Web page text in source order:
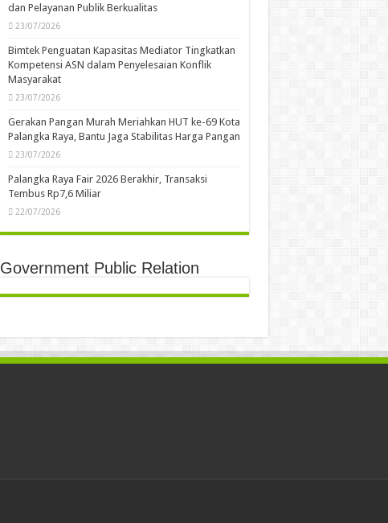
dan Pelayanan Publik Berkualitas
23/07/2026
Bimtek Penguatan Kapasitas Mediator Tingkatkan
Kompetensi ASN dalam Penyelesaian Konflik
Masyarakat
23/07/2026
Gerakan Pangan Murah Meriahkan HUT ke-69 Kota
Palangka Raya, Bantu Jaga Stabilitas Harga Pangan
23/07/2026
Palangka Raya Fair 2026 Berakhir, Transaksi
Tembus Rp7,6 Miliar
22/07/2026
Government Public Relation